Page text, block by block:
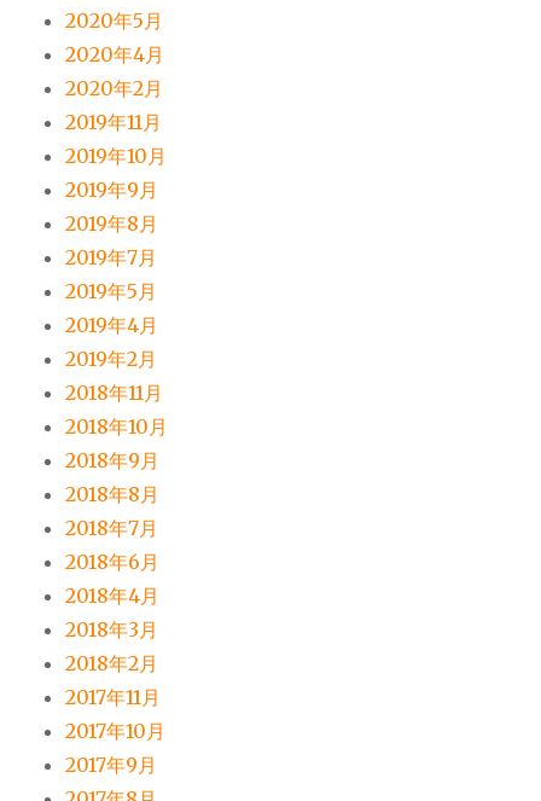
2020年5月
2020年4月
2020年2月
2019年11月
2019年10月
2019年9月
2019年8月
2019年7月
2019年5月
2019年4月
2019年2月
2018年11月
2018年10月
2018年9月
2018年8月
2018年7月
2018年6月
2018年4月
2018年3月
2018年2月
2017年11月
2017年10月
2017年9月